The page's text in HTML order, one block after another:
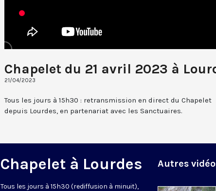
Chapelet du 21 avril 2023 à
21/04/2023
Tous les jours à 15h30 : retransmission en direct du Chapelet
depuis Lourdes, en partenariat avec les Sanctuaires.
Chapelet à Lourdes
Tous les jours à 15h30 (rediffusion à minuit),
Autres